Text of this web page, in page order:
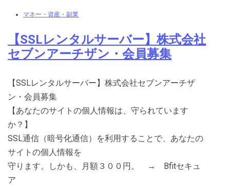
マネー・資産・副業
【SSLレンタルサーバー】株式会社
セブンアーチザン・会員募集
【SSLレンタルサーバー】株式会社セブンアーチザ
ン・会員募集
【あなたのサイトの個人情報は、守られています
か？】
SSL通信（暗号化通信）を利用することで、あなたの
サイトの個人情報を
守ります。しかも、月額３００円。 → Bfitセキュ
ア